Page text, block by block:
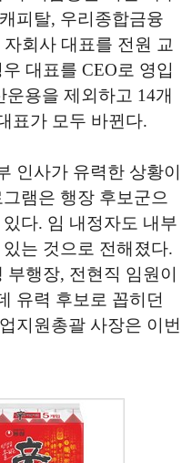
피탈, 우리종합금융
회사 대표를 전원 교
대표를 CEO로 영입
용을 제외하고 14개
표가 모두 바뀐다.
인사가 유력한 상황이
램은 행장 후보군으
다. 임 내정자도 내부
는 것으로 전해졌다.
부행장, 전현직 임원이
유력 후보로 꼽히던
지원총괄 사장은 이번